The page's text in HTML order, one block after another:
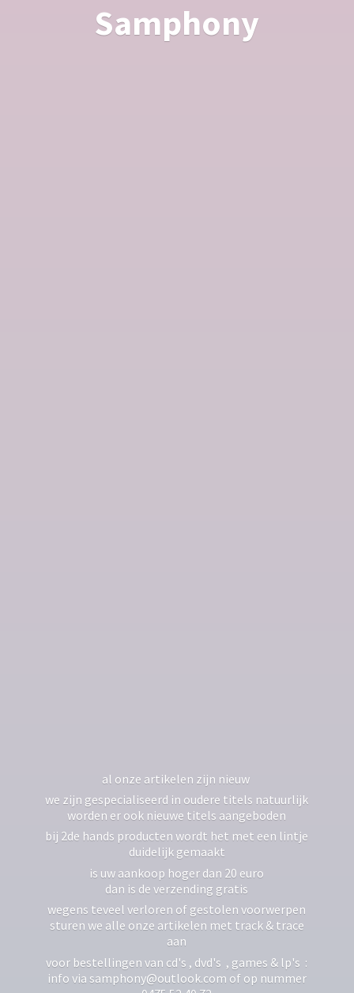
Samphony
al onze artikelen zijn nieuw
we zijn gespecialiseerd in oudere titels natuurlijk
worden er ook nieuwe titels aangeboden
bij 2de hands producten wordt het met een lintje
duidelijk gemaakt
is uw aankoop hoger dan 20 euro
dan is de verzending gratis
wegens teveel verloren of gestolen voorwerpen
sturen we alle onze artikelen met track & trace
aan
voor bestellingen van cd's , dvd's , games & lp's :
info via samphony@outlook.com of op nummer